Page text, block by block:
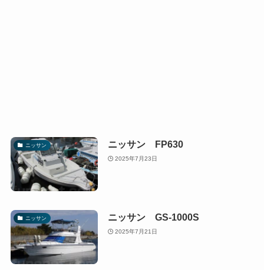
ニッサン ニッサン FP630
2025年7月23日
ニッサン ニッサン GS-1000S
2025年7月21日